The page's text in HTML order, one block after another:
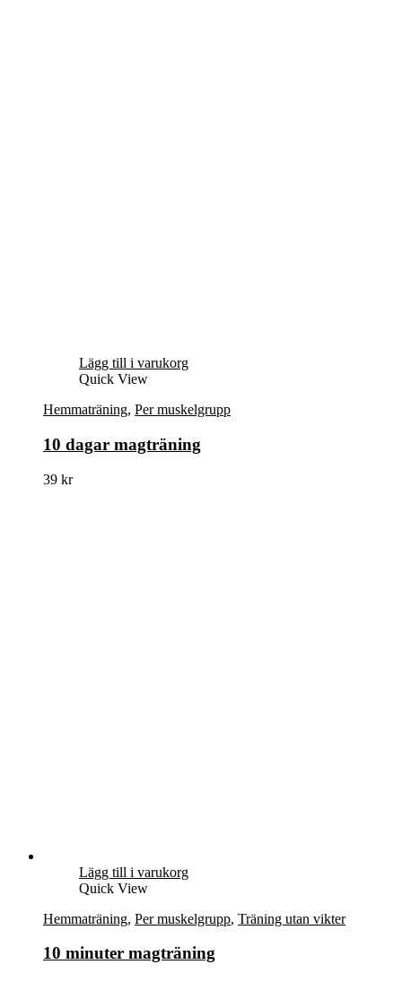
Lägg till i varukorg
Quick View
Hemmaträning, Per muskelgrupp
10 dagar magträning
39 kr
Lägg till i varukorg
Quick View
Hemmaträning, Per muskelgrupp, Träning utan vikter
10 minuter magträning